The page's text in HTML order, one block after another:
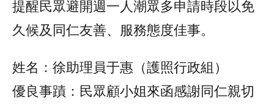
提醒民眾避開週一人潮眾多申請時段以免
久候及同仁友善、服務態度佳事。
姓名：徐助理員于惠（護照行政組）
優良事蹟：民眾顧小姐來函感謝同仁親切